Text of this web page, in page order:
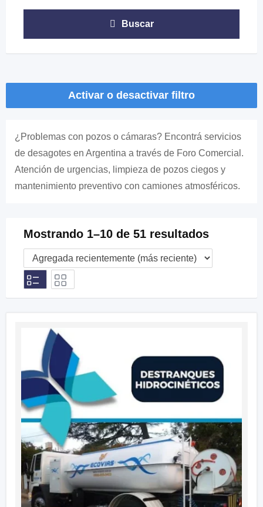
Buscar
Activar o desactivar filtro
¿Problemas con pozos o cámaras? Encontrá servicios
de desagotes en Argentina a través de Foro Comercial.
Atención de urgencias, limpieza de pozos ciegos y
mantenimiento preventivo con camiones atmosféricos.
Mostrando 1–10 de 51 resultados